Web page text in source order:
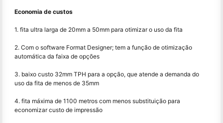
Economia de custos
1. fita ultra larga de 20mm a 50mm para otimizar o uso da fita
2. Com o software Format Designer; tem a função de otimização
automática da faixa de opções
3. baixo custo 32mm TPH para a opção, que atende a demanda do
uso da fita de menos de 35mm
4. fita máxima de 1100 metros com menos substituição para
economizar custo de impressão